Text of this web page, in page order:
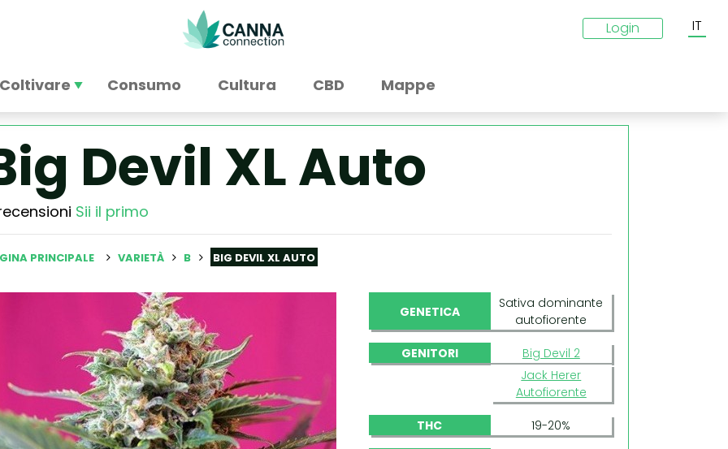
Login IT
Coltivare Consumo Cultura CBD Mappe
Devil XL Auto
Sii il primo
PRINCIPALE VARIETÀ B BIG DEVIL XL AUTO
GENETICA
Sativa dominante
autofiorente
GENITORI
Big Devil 2
Jack Herer
Autofiorente
THC 19-20%